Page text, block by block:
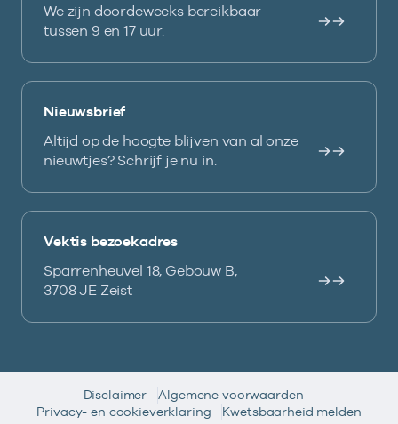
We zijn doordeweeks bereikbaar
tussen 9 en 17 uur.
Nieuwsbrief
Altijd op de hoogte blijven van al onze
nieuwtjes? Schrijf je nu in.
Vektis bezoekadres
Sparrenheuvel 18, Gebouw B,
3708 JE Zeist
Disclaimer
Algemene voorwaarden
Privacy- en cookieverklaring
Kwetsbaarheid melden